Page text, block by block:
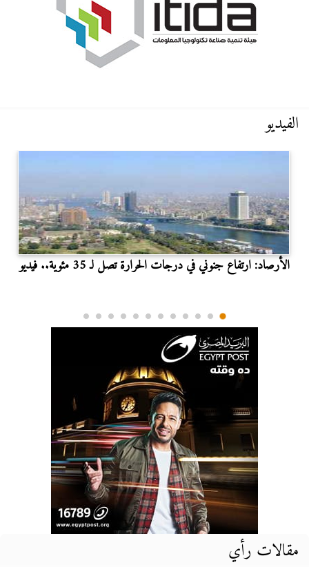
الفيديو
الأرصاد: ارتفاع جنوني في درجات الحرارة تصل لـ 35 مئوية.. فيديو
مقالات رأي